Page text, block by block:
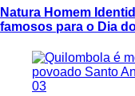
Natura Homem
famosos para o Dia
03